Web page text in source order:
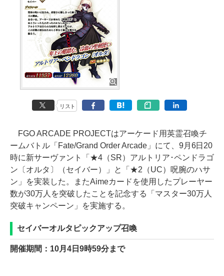
リスト
FGO ARCADE PROJECTはアーケード用英霊召喚チ
ームバトル「Fate/Grand Order Arcade」にて、9月6日20
時に新サーヴァント「★4（SR）アルトリア･ペンドラゴ
ン〔オルタ〕（セイバー）」と「★2（UC）呪腕のハサ
ン」を実装した。またAimeカードを使用したプレーヤー
数が30万人を突破したことを記念する「マスター30万人
突破キャンペーン」を実施する。
セイバーオルタピックアップ召喚
開催期間：10月4日9時59分まで